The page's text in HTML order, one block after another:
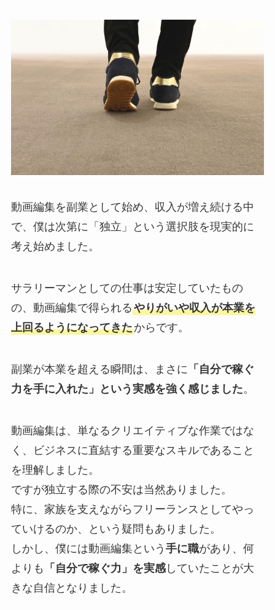
動画編集を副業として始め、収入が増え続ける中
で、僕は次第に「独立」という選択肢を現実的に
考え始めました。
サラリーマンとしての仕事は安定していたもの
の、動画編集で得られるやりがいや収入が本業を
上回るようになってきたからです。
副業が本業を超える瞬間は、まさに 「自分で稼ぐ
力を手に入れた」という実感を強く感じました。
動画編集は、単なるクリエイティブな作業ではな
く、ビジネスに直結する重要なスキルであること
を理解しました。
ですが独立する際の不安は当然ありました。
特に、家族を支えながらフリーランスとしてやっ
ていけるのか、という疑問もありました。
しかし、僕には動画編集という 手に職があり、何
よりも
「自分で稼ぐ力」を実感していたことが大
きな自信となりました。